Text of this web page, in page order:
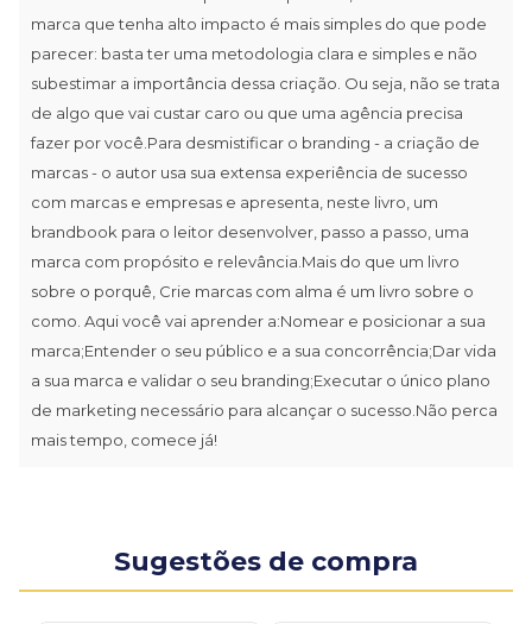
marca que tenha alto impacto é mais simples do que pode
parecer: basta ter uma metodologia clara e simples e não
subestimar a importância dessa criação. Ou seja, não se trata
de algo que vai custar caro ou que uma agência precisa
fazer por você.Para desmistificar o branding - a criação de
marcas - o autor usa sua extensa experiência de sucesso
com marcas e empresas e apresenta, neste livro, um
brandbook para o leitor desenvolver, passo a passo, uma
marca com propósito e relevância.Mais do que um livro
sobre o porquê, Crie marcas com alma é um livro sobre o
como. Aqui você vai aprender a:Nomear e posicionar a sua
marca;Entender o seu público e a sua concorrência;Dar vida
a sua marca e validar o seu branding;Executar o único plano
de marketing necessário para alcançar o sucesso.Não perca
mais tempo, comece já!
Sugestões de compra